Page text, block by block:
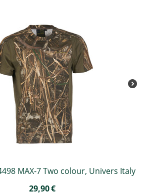
MAX-7 Two colour, Univers Italy
29,90€